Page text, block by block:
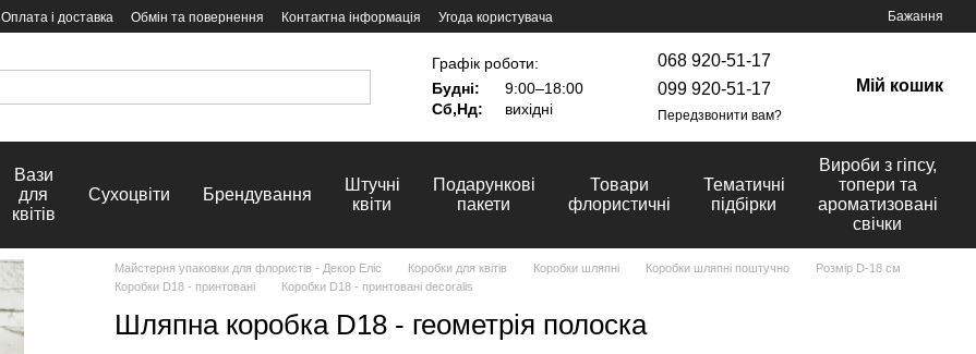
Оплата і доставка Обмін та повернення Контактна інформація Угода користувача Бажання
Графік роботи:
Будні:
9:00–18:00
Сб,Нд:
вихідні
068 920-51-17
099 920-51-17
Передзвонити вам?
Мій кошик
Вази
для
квітів
Сухоцвіти Брендування
Штучні
квіти
Подарункові
пакети
Товари
флористичні
Тематичні
підбірки
Вироби з гіпсу,
топери та
ароматизовані
свічки
Майстерня упаковки для флористів - Декор Еліс Коробки для квітів Коробки шляпні Коробки шляпні поштучно
Розмір D-18 cм
Коробки D18 - принтовані
Коробки D18 - принтовані decoralis
Шляпна коробка D18 - геометрія полоска